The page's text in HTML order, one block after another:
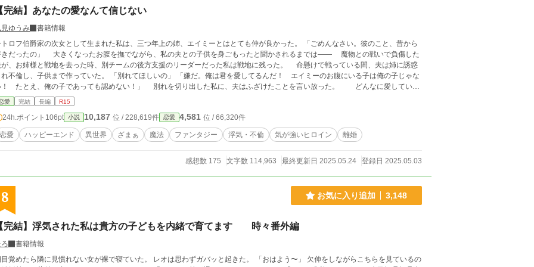
完結】あなたの愛なんて信じない
ゆうみ
書籍情報
ロフ伯爵家の次女として生まれた私は、三つ年上の姉、エイミーとはとても仲が良かった。 「ごめんなさい。彼のこと、昔から
きだったの」 大きくなったお腹を撫でながら、私の夫との子供を身ごもったと聞かされるまでは―― 魔物との戦いで負傷した
が、お姉様と戦地を去った時、別チームの後方支援のリーダーだった私は戦地に残った。 命懸けで戦っている間、夫は姉に誘惑
れ不倫し、子供まで作っていた。 「別れてほしいの」 「嫌だ。俺は君を愛してるんだ！ エイミーのお腹にいる子は俺の子じゃな
！ たとえ、俺の子であっても認めない！」 別れを切り出した私に、夫はふざけたことを言い放った。 どんなに愛している
れても、私はあなたの愛なんて信じない。 ※他サイト様では大幅改稿前を公開しています。アルファポリス様バージョンとな
す。 ※誤字脱字など見直して気を付けているつもりですが、やはりございます。申し訳ございません。教えていただけますと有
いです。
愛 完結 長編 R15
24h.ポイント 106pt 小説 10,187 位 / 228,619件 恋愛 4,581 位 / 66,320件
恋愛 ハッピーエンド 異世界 ざまぁ 魔法 ファンタジー 浮気・不倫 気が強いヒロイン 離婚
感想数 175 文字数 114,963 最終更新日 2025.05.24 登録日 2025.05.03
8 お気に入り追加 3,148
完結】浮気された私は貴方の子どもを内緒で育てます 時々番外編
書籍情報
覚めたら隣に見慣れない女が裸で寝ていた。 レオは思わずガバッと起きた。 「おはよう〜」 欠伸をしながらこちらを見ているの